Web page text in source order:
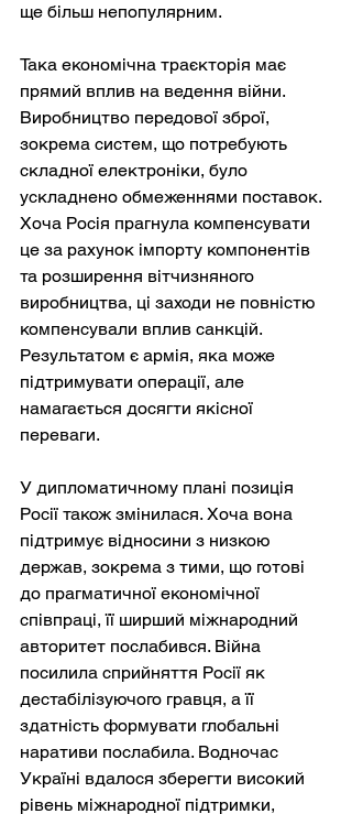
ще більш непопулярним.
Така економічна траєкторія має
прямий вплив на ведення війни.
Виробництво передової зброї,
зокрема систем, що потребують
складної електроніки, було
ускладнено обмеженнями поставок.
Хоча Росія прагнула компенсувати
це за рахунок імпорту компонентів
та розширення вітчизняного
виробництва, ці заходи не повністю
компенсували вплив санкцій.
Результатом є армія, яка може
підтримувати операції, але
намагається досягти якісної
переваги.
У дипломатичному плані позиція
Росії також змінилася. Хоча вона
підтримує відносини з низкою
держав, зокрема з тими, що готові
до прагматичної економічної
співпраці, її ширший міжнародний
авторитет послабився. Війна
посилила сприйняття Росії як
дестабілізуючого гравця, а її
здатність формувати глобальні
наративи послабила. Водночас
Україні вдалося зберегти високий
рівень міжнародної підтримки,